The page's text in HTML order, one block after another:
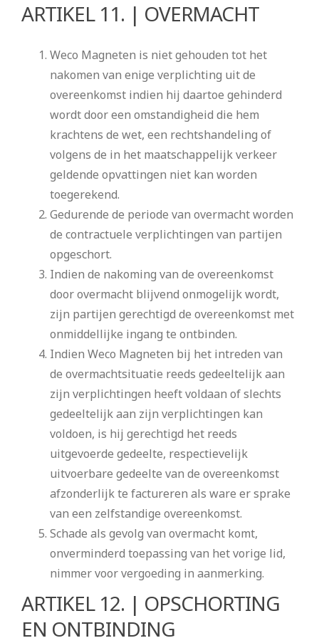
ARTIKEL 11. | OVERMACHT
Weco Magneten is niet gehouden tot het
nakomen van enige verplichting uit de
overeenkomst indien hij daartoe gehinderd
wordt door een omstandigheid die hem
krachtens de wet, een rechtshandeling of
volgens de in het maatschappelijk verkeer
geldende opvattingen niet kan worden
toegerekend.
Gedurende de periode van overmacht worden
de contractuele verplichtingen van partijen
opgeschort.
Indien de nakoming van de overeenkomst
door overmacht blijvend onmogelijk wordt,
zijn partijen gerechtigd de overeenkomst met
onmiddellijke ingang te ontbinden.
Indien Weco Magneten bij het intreden van
de overmachtsituatie reeds gedeeltelijk aan
zijn verplichtingen heeft voldaan of slechts
gedeeltelijk aan zijn verplichtingen kan
voldoen, is hij gerechtigd het reeds
uitgevoerde gedeelte, respectievelijk
uitvoerbare gedeelte van de overeenkomst
afzonderlijk te factureren als ware er sprake
van een zelfstandige overeenkomst.
Schade als gevolg van overmacht komt,
onverminderd toepassing van het vorige lid,
nimmer voor vergoeding in aanmerking.
ARTIKEL 12. | OPSCHORTING
EN ONTBINDING